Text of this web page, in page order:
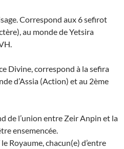
Correspond aux 6 sefirot
au monde de Yetsira
Divine, correspond à la sefira
d’Assia (Action) et au 2ème
de l’union entre Zeir Anpin et la
ensemencée.
Royaume, chacun(e) d’entre